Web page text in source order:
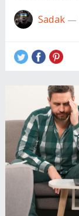
Sadak—